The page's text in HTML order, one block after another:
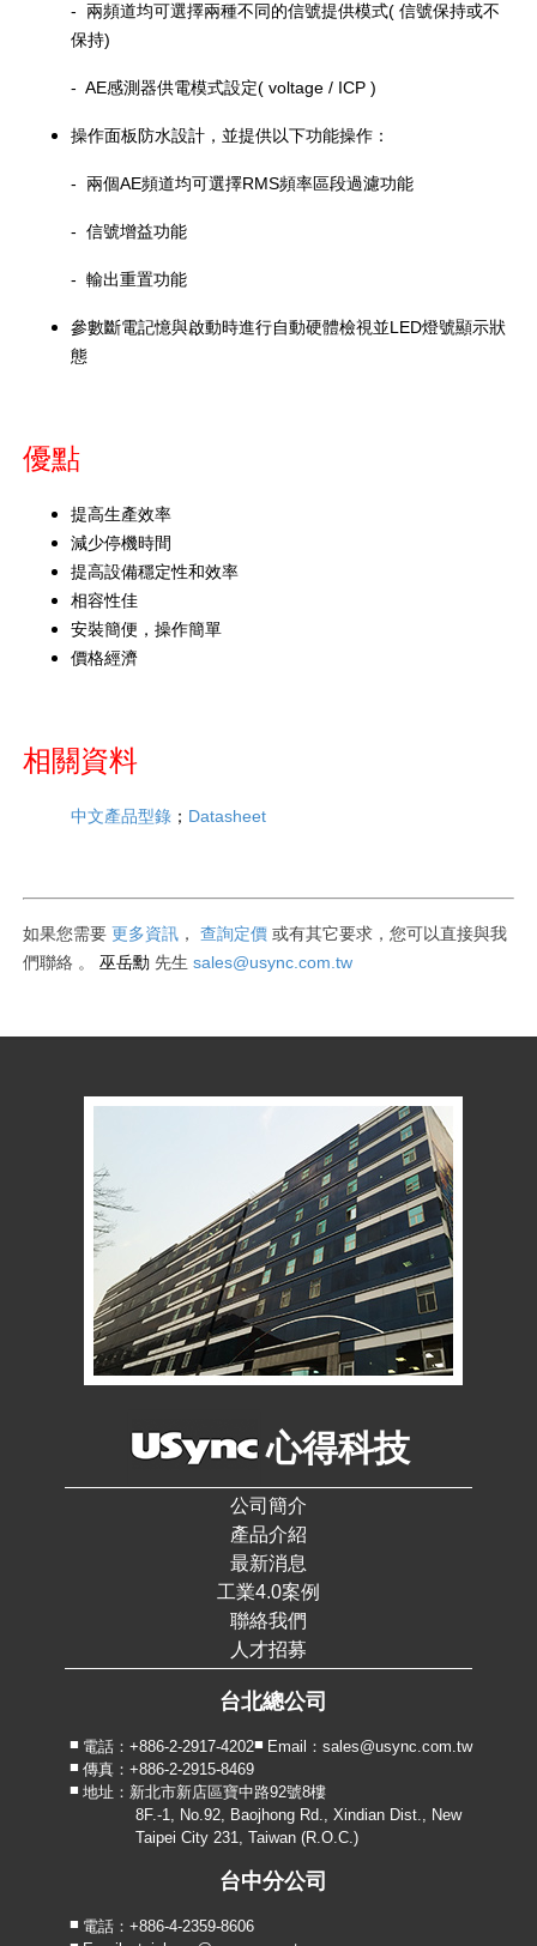
-兩頻道均可選擇兩種不同的信號提供模式(信號保持或不
保持)
- AE感測器供電模式設定( voltage / ICP )
操作面板防水設計，並提供以下功能操作：
-兩個AE頻道均可選擇RMS頻率區段過濾功能
‑信號增益功能
-輸出重置功能
參數斷電記憶與啟動時進行自動硬體檢視並LED燈號顯示狀
態
優點
提高生產效率
減少停機時間
提高設備穩定性和效率
相容性佳
安裝簡便，操作簡單
價格經濟
相關資料
中文產品型錄 ； Datasheet
如果您需要 更多資訊 ， 查詢定價 或有其它要求 ，您可以直接與我
們聯絡 。 巫岳勳 先生 sales@usync.com.tw
心得科技
公司簡介
產品介紹
最新消息
工業4.0案例
聯絡我們
人才招募
台北總公司
電話：+886-2-2917-4202
Email：sales@usync.com.tw
傳真：+886-2-2915-8469
地址：新北市新店區寶中路92號8樓
8F.-1, No.92, Baojhong Rd., Xindian Dist., New
Taipei City 231, Taiwan (R.O.C.)
台中分公司
電話：+886-4-2359-8606